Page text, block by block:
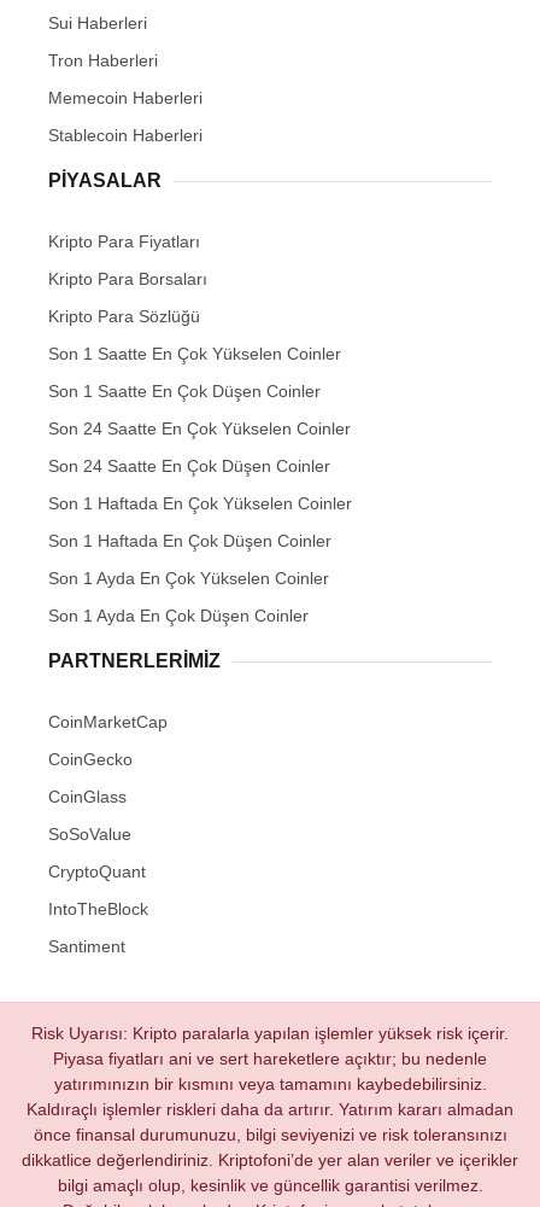
Sui Haberleri
Tron Haberleri
Memecoin Haberleri
Stablecoin Haberleri
PIYASALAR
Kripto Para Fiyatları
Kripto Para Borsaları
Kripto Para Sözlüğü
Son 1 Saatte En Çok Yükselen Coinler
Son 1 Saatte En Çok Düşen Coinler
Son 24 Saatte En Çok Yükselen Coinler
Son 24 Saatte En Çok Düşen Coinler
Son 1 Haftada En Çok Yükselen Coinler
Son 1 Haftada En Çok Düşen Coinler
Son 1 Ayda En Çok Yükselen Coinler
Son 1 Ayda En Çok Düşen Coinler
PARTNERLERIMIZ
CoinMarketCap
CoinGecko
CoinGlass
SoSoValue
CryptoQuant
IntoTheBlock
Santiment
Risk Uyarısı: Kripto paralarla yapılan işlemler yüksek risk içerir.
Piyasa fiyatları ani ve sert hareketlere açıktır; bu nedenle
yatırımınızın bir kısmını veya tamamını kaybedebilirsiniz.
Kaldıraçlı işlemler riskleri daha da artırır. Yatırım kararı almadan
önce finansal durumunuzu, bilgi seviyenizi ve risk toleransınızı
dikkatlice değerlendiriniz. Kriptofoni’de yer alan veriler ve içerikler
bilgi amaçlı olup, kesinlik ve güncellik garantisi verilmez.